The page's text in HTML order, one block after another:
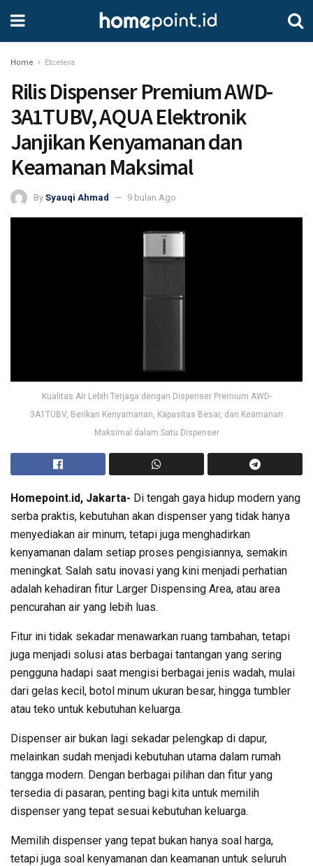
Home Etcetera
Rilis Dispenser Premium AWD-
3A1TUBV, AQUA Elektronik
Janjikan Kenyamanan dan
Keamanan Maksimal
By Syauqi Ahmad 9 bulan Ago
Kualitas Air Lebih Terjaga dengan Dispenser Premium AWD-
3A1TUBV, Berikan Kenyamanan, Kapasitas Besar, dan Keamanan
Maksimal dalam Satu Dispenser
Homepoint.id, Jakarta- Di tengah gaya hidup modern yang
serba praktis, kebutuhan akan dispenser yang tidak hanya
menyediakan air minum, tetapi juga menghadirkan
kenyamanan dalam setiap proses pengisiannya, semakin
meningkat. Salah satu inovasi yang kini menjadi perhatian
adalah kehadiran fitur Larger Dispensing Area, atau area
pencurahan air yang lebih luas.
Fitur ini tidak sekadar menawarkan ruang tambahan, tetapi
juga menjadi solusi atas berbagai tantangan yang sering
pengguna hadapi saat mengisi berbagai jenis wadah, mulai
dari gelas kecil, botol minum ukuran besar, hingga tumbler
atau teko untuk kebutuhan keluarga.
Dispenser air bukan lagi sekadar pelengkap di dapur,
melainkan sudah menjadi kebutuhan utama dalam rumah
tangga modern. Dengan berbagai pilihan dan fitur yang
tersedia di pasaran, penting bagi kita untuk memilih
dispenser yang tepat sesuai kebutuhan keluarga.
Memilih dispenser yang tepat bukan hanya soal harga,
tetapi juga soal kenyamanan dan keamanan untuk seluruh